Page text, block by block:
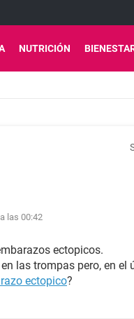
NUTRICIÓN
las 00:42
ectopicos.
las trompas pero, en el
ectopico?